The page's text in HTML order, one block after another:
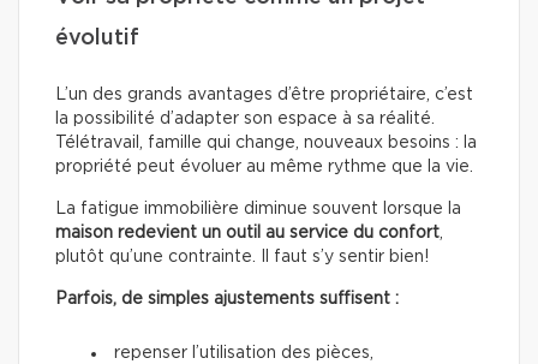
évolutif
L’un des grands avantages d’être propriétaire, c’est
la possibilité d’adapter son espace à sa réalité.
Télétravail, famille qui change, nouveaux besoins : la
propriété peut évoluer au même rythme que la vie.
La fatigue immobilière diminue souvent lorsque la
maison redevient un outil au service du confort
plutôt qu’une contrainte. Il faut s’y sentir bien!
Parfois, de simples ajustements suffisent :
repenser l’utilisation des pièces,